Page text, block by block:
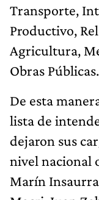
Transporte,
Productivo,
Agricultura,
Obras Públicas.
De esta
lista de
dejaron sus
nivel nacional
Marín